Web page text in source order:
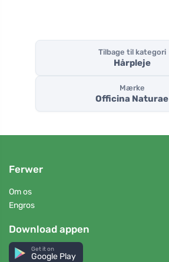
Tilbage til kategori
Hårpleje
Mærke
Officina Naturae
Ferwer
Om os
Engros
Download appen
Get it on
Google Play